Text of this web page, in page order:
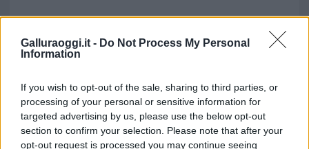
Galluraoggi.it - Do Not Process My Personal
Information
If you wish to opt-out of the sale, sharing to third parties, or
processing of your personal or sensitive information for
targeted advertising by us, please use the below opt-out
section to confirm your selection. Please note that after your
opt-out request is processed you may continue seeing
b
o
k
te re s
p
p
re
Prossimo articolo
NOTIZIE RECENTI